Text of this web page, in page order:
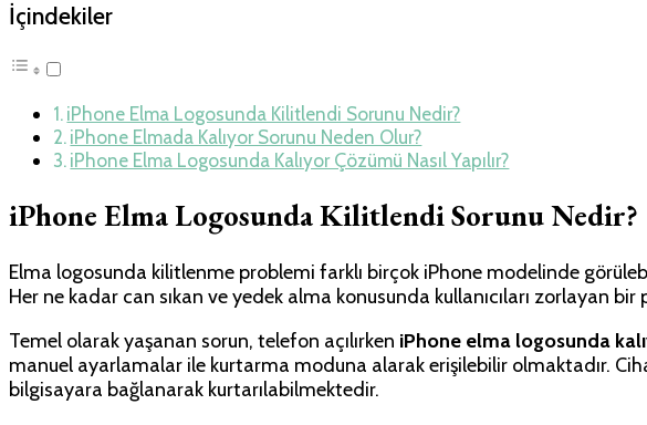
İçindekiler
iPhone Elma Logosunda Kilitlendi Sorunu Nedir?
iPhone Elmada Kalıyor Sorunu Neden Olur?
iPhone Elma Logosunda Kalıyor Çözümü Nasıl Yapılır?
iPhone Elma Logosunda Kilitlendi Sorunu Nedir?
Elma logosunda kilitlenme problemi farklı birçok iPhone modelinde
Her ne kadar can sıkan ve yedek alma konusunda kullanıcıları zorlayan
Temel olarak yaşanan sorun, telefon açılırken iPhone elma logosunda
manuel ayarlamalar ile kurtarma moduna alarak erişilebilir olmaktadır.
bilgisayara bağlanarak kurtarılabilmektedir.